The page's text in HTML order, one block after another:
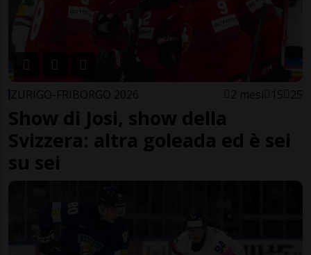
ZURIGO-FRIBORGO 2026 2 mesi 15 25
Show di Josi, show della
Svizzera: altra goleada ed è sei
su sei